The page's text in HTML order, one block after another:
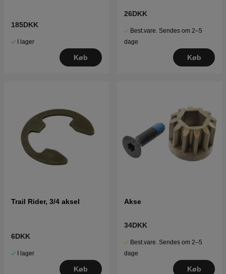
185DKK
I lager
Køb
26DKK
Best.vare. Sendes om 2–5
dage
Køb
Trail Rider, 3/4 aksel
6DKK
I lager
Køb
Akse
34DKK
Best.vare. Sendes om 2–5
dage
Køb